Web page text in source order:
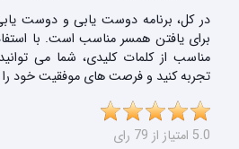
در کل، برنامه دوست یابی و دوست
برای یافتن همسر مناسب است. با
مناسب از کلمات کلیدی، شما می
تجربه کنید و فرصت های موفقیت خود را
5.0 امتیاز از 79 رای